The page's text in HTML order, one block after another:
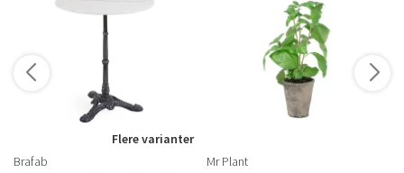
Flere varianter
Brafab
Mr Plant